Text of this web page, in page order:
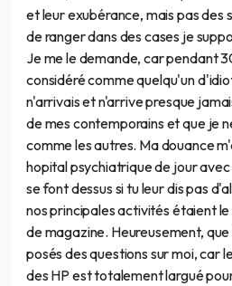
et leur exubérance, mais pas des
de ranger dans des cases je
Je me le demande, car pendant
considéré comme quelqu'un
n'arrivais et n'arrive presque
de mes contemporains et que je
comme les autres. Ma douance
hopital psychiatrique de jour
se font dessus si tu leur dis pas
nos principales activités étaient
de magazine. Heureusement,
posés des questions sur moi, car
des HP est totalement largué